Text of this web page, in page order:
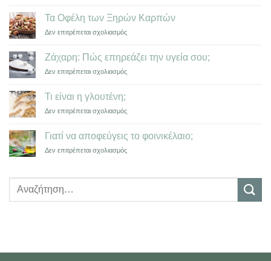
&
Οφέλη
της
Σοκολάτας
Τα Οφέλη των Ξηρών Καρπών
Δεν επιτρέπεται σχολιασμόςστο
Οφέλη
των
Ξηρών
Ζάχαρη: Πώς επηρεάζει την υγεία σου;
Δεν επιτρέπεται σχολιασμόςστο
την
σου;
Τι είναι η γλουτένη;
Δεν επιτρέπεται σχολιασμόςστο
η
γλουτένη;
Γιατί να αποφεύγεις το φοινικέλαιο;
Δεν επιτρέπεται σχολιασμόςστο
αποφεύγεις
φοινικέλαιο;
Αναζήτηση